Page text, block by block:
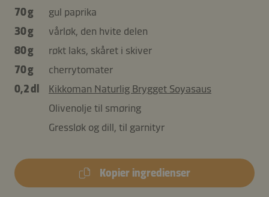
70 g
gul paprika
30 g
vårløk, den hvite delen
80 g
røkt laks, skåret i skiver
70 g
cherrytomater
0,2 dl
Kikkoman Naturlig Brygget Soyasaus
Olivenolje til smøring
Gressløk og dill, til garnityr
Kopier ingredienser